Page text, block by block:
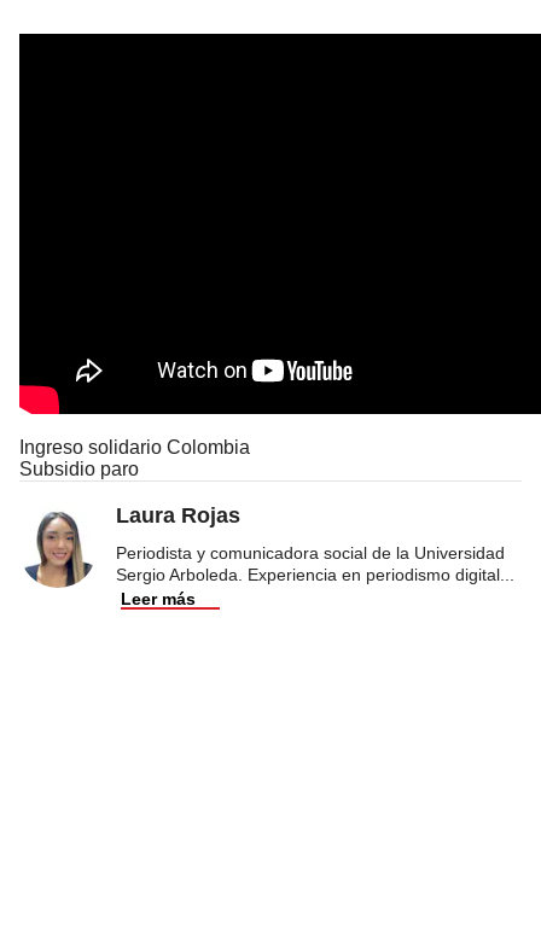
Ingreso solidario Colombia
Subsidio paro
Laura Rojas
Periodista y comunicadora social de la Universidad
Sergio Arboleda. Experiencia en periodismo digital
Leer más